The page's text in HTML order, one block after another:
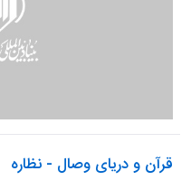
قرآن و دریای وصال - نظاره